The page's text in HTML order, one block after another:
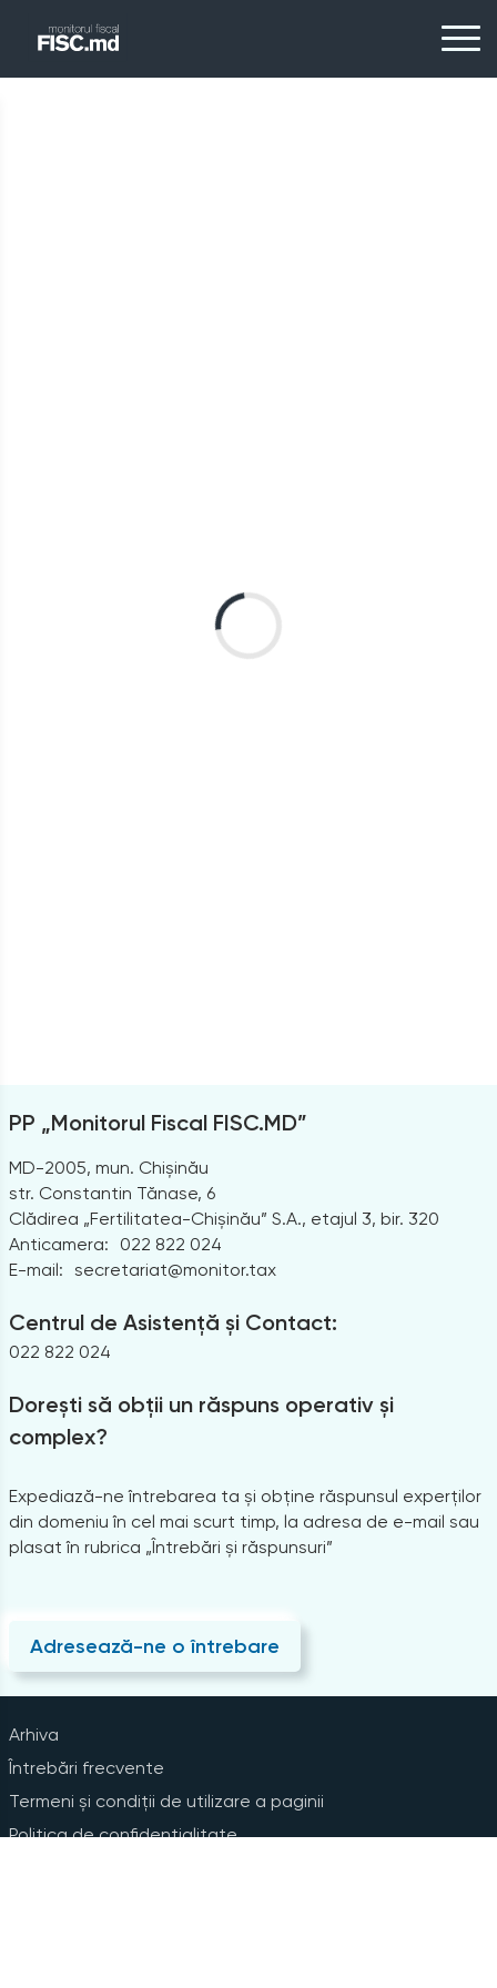
PP „Monitorul Fiscal FISC.MD”
MD-2005, mun. Chișinău
str. Constantin Tănase, 6
Clădirea „Fertilitatea-Chișinău” S.A., etajul 3, bir. 320
Anticamera:
022 822 024
E-mail: secretariat@monitor.tax
Centrul de Asistență și Contact:
022 822 024
Dorești să obții un răspuns operativ și
complex?
Expediază-ne întrebarea ta și obține răspunsul experților
din domeniu în cel mai scurt timp, la adresa de e-mail sau
plasat în rubrica „Întrebări și răspunsuri”
Adresează-ne o întrebare
Arhiva
Întrebări frecvente
Termeni și condiții de utilizare a paginii
Politica de confidențialitate